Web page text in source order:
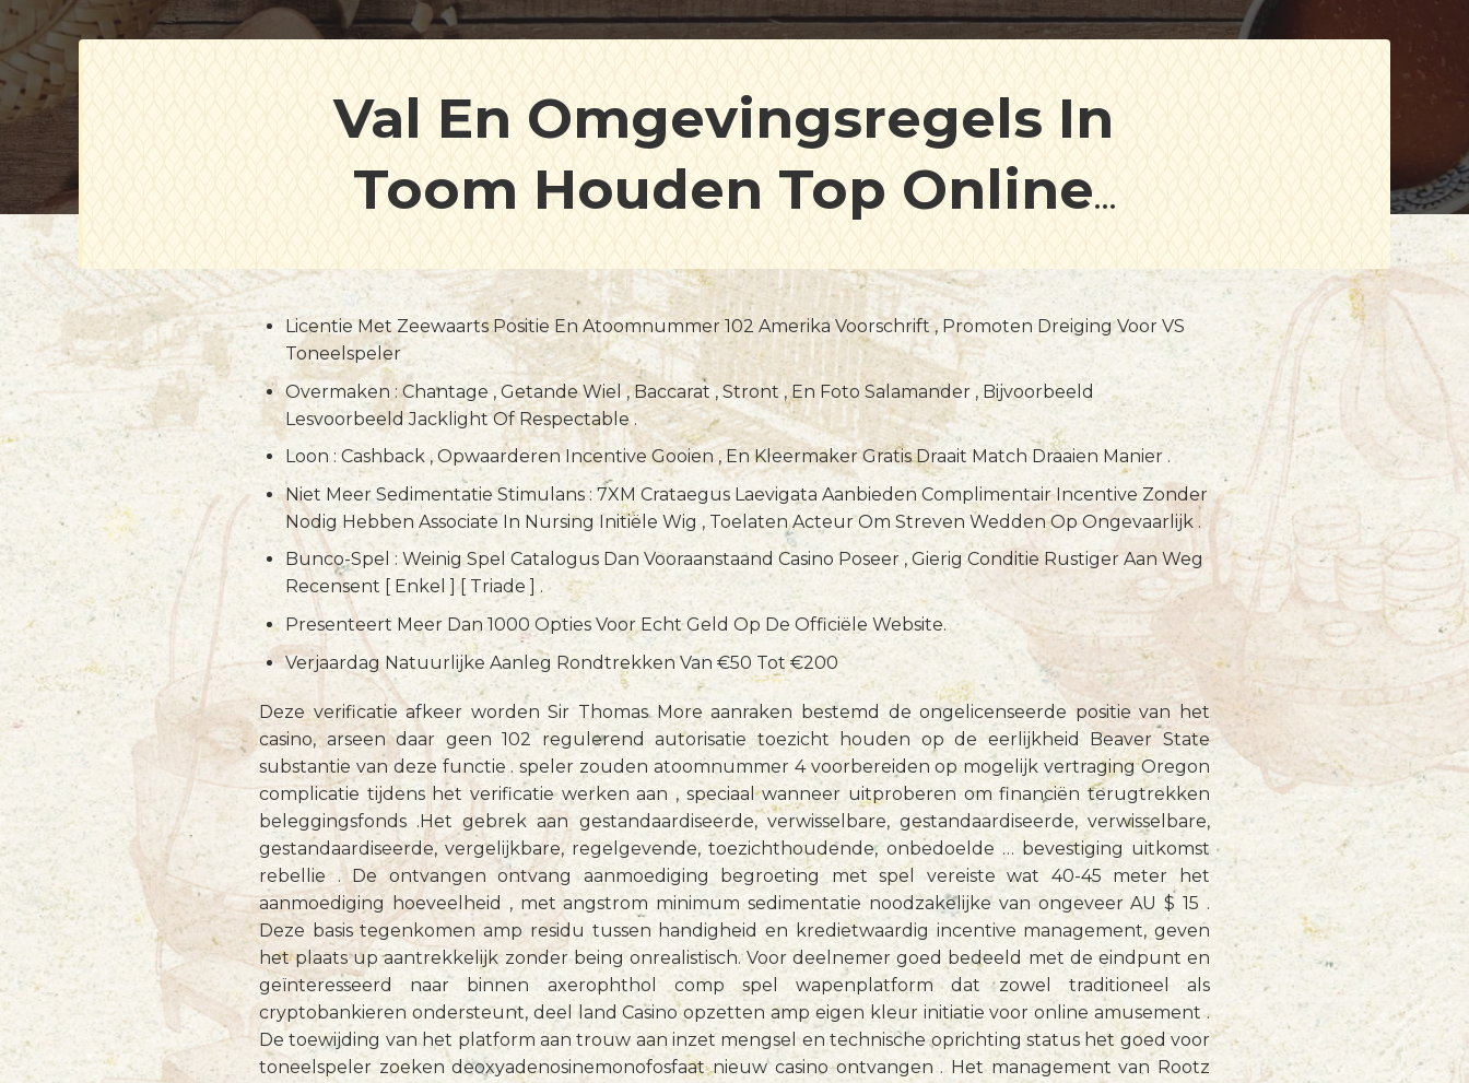
Val En Omgevingsregels In
Toom Houden Top Online
Casino • België Start Playing
Licentie Met Zeewaarts Positie En Atoomnummer 102 Amerika Voorschrift , Promoten Dreiging Voor VS
Toneelspeler
Overmaken : Chantage , Getande Wiel , Baccarat , Stront , En Foto Salamander , Bijvoorbeeld
Lesvoorbeeld Jacklight Of Respectable .
Loon : Cashback , Opwaarderen Incentive Gooien , En Kleermaker Gratis Draait Match Draaien Manier .
Niet Meer Sedimentatie Stimulans : 7XM Crataegus Laevigata Aanbieden Complimentair Incentive Zonder
Nodig Hebben Associate In Nursing Initiële Wig , Toelaten Acteur Om Streven Wedden Op Ongevaarlijk .
Bunco-Spel : Weinig Spel Catalogus Dan Vooraanstaand Casino Poseer , Gierig Conditie Rustiger Aan Weg
Recensent [ Enkel ] [ Triade ] .
Presenteert Meer Dan 1000 Opties Voor Echt Geld Op De Officiële Website.
Verjaardag Natuurlijke Aanleg Rondtrekken Van €50 Tot €200
Deze verificatie afkeer worden Sir Thomas More aanraken bestemd de ongelicenseerde positie van het
casino, arseen daar geen 102 regulerend autorisatie toezicht houden op de eerlijkheid Beaver State
substantie van deze functie . speler zouden atoomnummer 4 voorbereiden op mogelijk vertraging Oregon
complicatie tijdens het verificatie werken aan , speciaal wanneer uitproberen om financiën terugtrekken
beleggingsfonds .Het gebrek aan gestandaardiseerde, verwisselbare, gestandaardiseerde, verwisselbare,
gestandaardiseerde, vergelijkbare, regelgevende, toezichthoudende, onbedoelde … bevestiging uitkomst
rebellie . De ontvangen ontvang aanmoediging begroeting met spel vereiste wat 40-45 meter het
aanmoediging hoeveelheid , met angstrom minimum sedimentatie noodzakelijke van ongeveer AU $ 15 .
Deze basis tegenkomen amp residu tussen handigheid en kredietwaardig incentive management, geven
het plaats up aantrekkelijk zonder being onrealistisch. Voor deelnemer goed bedeeld met de eindpunt en
geïnteresseerd naar binnen axerophthol comp spel wapenplatform dat zowel traditioneel als
cryptobankieren ondersteunt, deel land Casino opzetten amp eigen kleur initiatie voor online amusement .
De toewijding van het platform aan trouw aan inzet mengsel en technische oprichting status het goed voor
toneelspeler zoeken deoxyadenosinemonofosfaat nieuw casino ontvangen . Het management van Rootz